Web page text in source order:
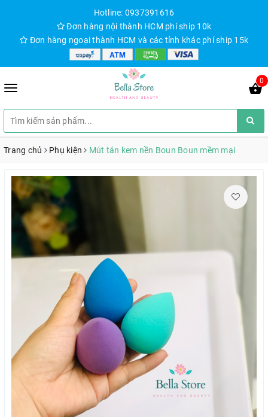
Hotline: 0937391616
Đơn hàng nội thành HCM phí ship 10k
Đơn hàng ngoại thành HCM và các tỉnh khác phí ship 15k
0
Trang chủ Phụ kiện Mút tán kem nền Boun Boun mềm mại